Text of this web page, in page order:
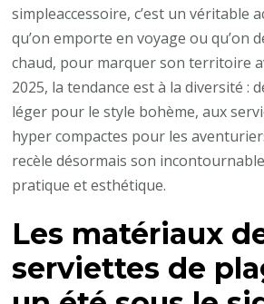
simpleaccessoire, c’est un véritable
qu’on emporte en voyage ou qu’on
chaud, pour marquer son territoire
2025, la tendance est à la diversité :
léger pour le style bohème, aux
hyper compactes pour les
recèle désormais son
pratique et esthétique.
Les matériaux
serviettes de